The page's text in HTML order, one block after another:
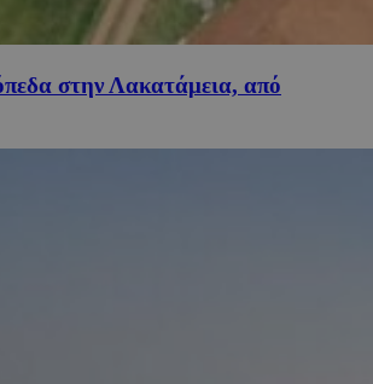
στην Λακατάμεια, από